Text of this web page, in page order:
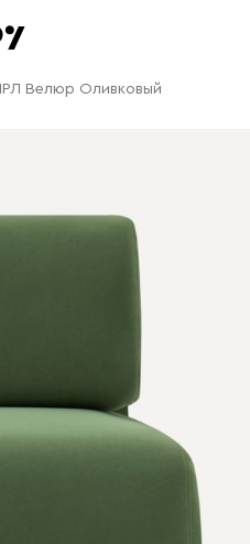
Велюр Оливковый